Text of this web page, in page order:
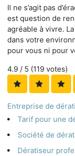
Il ne s’agit pas
est question de
agréable à vivre.
dans votre
pour vous ni pour
4.9 / 5 (119 votes)
Entreprise de
Tarif pour une
Société de
Dératiseur